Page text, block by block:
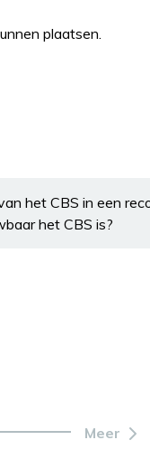
plaatsen.
het CBS in een
het CBS is?
Meer